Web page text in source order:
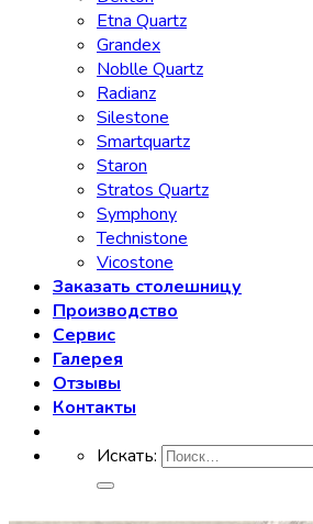
Etna Quartz
Grandex
Noblle Quartz
Radianz
Silestone
Smartquartz
Staron
Stratos Quartz
Symphony
Technistone
Vicostone
Заказать столешницу
Производство
Сервис
Галерея
Отзывы
Контакты
Искать: